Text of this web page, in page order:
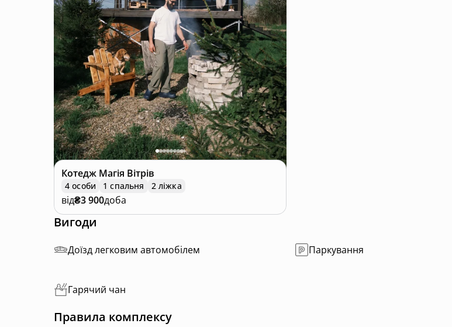
Котедж Магія Вітрів
4 особи 1 спальня 2 ліжка
від₴3 900доба
Вигоди
Доїзд легковим автомобілем Паркування
Гарячий чан
Правила комплексу